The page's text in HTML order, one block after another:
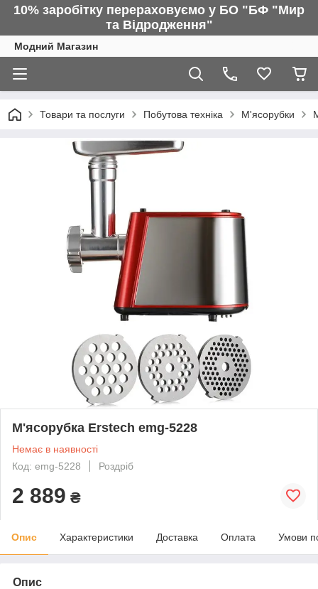
10% заробітку перераховуємо у БО "БФ "Мир
та Відродження"
Модний Магазин
Товари та послуги Побутова техніка М'ясорубки
М'ясорубка Erstech emg-5228
Немає в наявності
Код: emg-5228
Роздріб
2 889 ₴
Опис Характеристики Доставка Оплата Умови
Опис